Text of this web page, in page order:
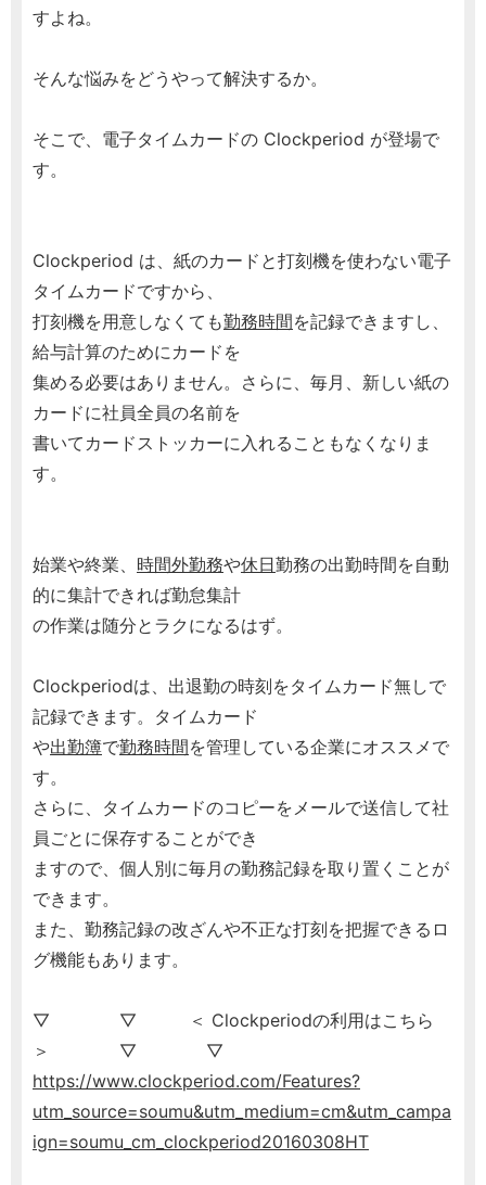
すよね。
そんな悩みをどうやって解決するか。
そこで、電子タイムカードの Clockperiod が登場で
す。
Clockperiod は、紙のカードと打刻機を使わない電子
タイムカードですから、
打刻機を用意しなくても勤務時間を記録できますし、
給与計算のためにカードを
集める必要はありません。さらに、毎月、新しい紙の
カードに社員全員の名前を
書いてカードストッカーに入れることもなくなりま
す。
始業や終業、 時間外勤務や休日勤務の出勤時間を自動
的に集計できれば勤怠集計
の作業は随分とラクになるはず。
Clockperiodは、出退勤の時刻をタイムカード無しで
記録できます。タイムカード
や出勤簿で勤務時間を管理している企業にオススメで
す。
さらに、タイムカードのコピーをメールで送信して社
員ごとに保存することができ
ますので、個人別に毎月の勤務記録を取り置くことが
できます。
また、勤務記録の改ざんや不正な打刻を把握できるロ
グ機能もあります。
▽ ▽ ＜ Clockperiodの利用はこちら
＞ ▽ ▽
https://www.clockperiod.com/Features?
utm_source=soumu&utm_medium=cm&utm_campa
ign=soumu_cm_clockperiod20160308HT